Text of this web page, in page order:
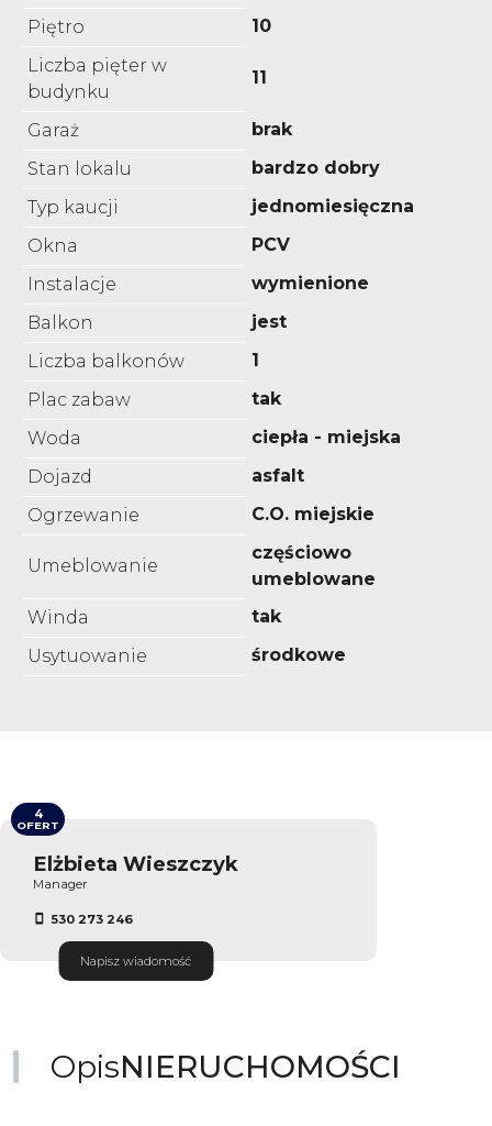
Piętro
10
Liczba pięter w
budynku
11
Garaż
brak
Stan lokalu
bardzo dobry
Typ kaucji
jednomiesięczna
Okna
PCV
Instalacje
wymienione
Balkon
jest
Liczba balkonów
1
Plac zabaw
tak
Woda
ciepła - miejska
Dojazd
asfalt
Ogrzewanie
C.O. miejskie
Umeblowanie
częściowo
umeblowane
Winda
tak
Usytuowanie
środkowe
Elżbieta Wieszczyk
Manager
530 273 246
Napisz wiadomość
4
OFERT
OpisNIERUCHOMOŚCI